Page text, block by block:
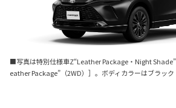
■写真は特別仕様車Z“Leather Package・Night Shade”
eather Package”（2WD）］。ボディカラーはブラック